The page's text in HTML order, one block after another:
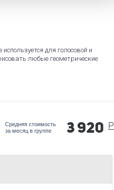
для голосовой и
любые геометрические
Средняя стоимость
за месяц в группе
3 920 Р